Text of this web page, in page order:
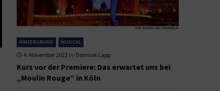
HINTERGRUND MUSICAL
4. November 2022 by Dominik Lapp
Kurz vor der Premiere: Das erwartet uns bei
„Moulin Rouge“ in Köln